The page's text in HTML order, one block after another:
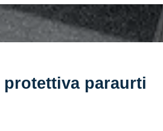
paraurti